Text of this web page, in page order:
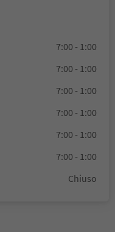
7:00 - 1:00
7:00 - 1:00
7:00 - 1:00
7:00 - 1:00
7:00 - 1:00
7:00 - 1:00
Chiuso